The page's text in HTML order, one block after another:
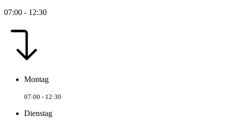
07:00 - 12:30
Montag
07:00 - 12:30
Dienstag